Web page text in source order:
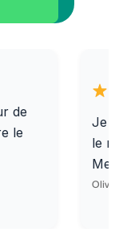
de
le
Je
le